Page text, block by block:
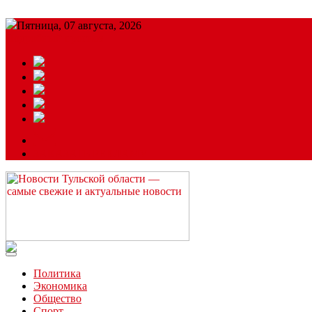
Пятница, 07 августа, 2026
Читайте последние новости дня в Тульской области на сайте
Политика
Экономика
Общество